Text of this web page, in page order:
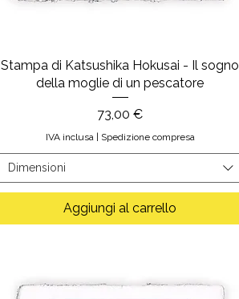
Stampa di Katsushika Hokusai - Il sogno
della moglie di un pescatore
Prezzo
73,00 €
IVA inclusa| Spedizione compresa
Dimensioni
Aggiungi al carrello